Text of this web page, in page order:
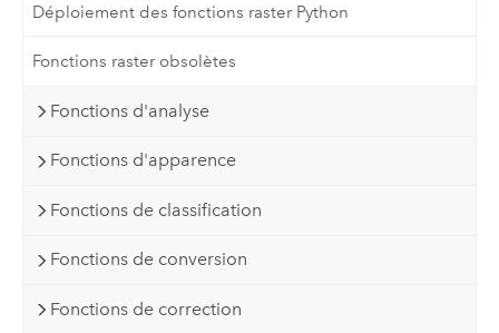
Déploiement des fonctions raster Python
Fonctions raster obsolètes
Fonctions d'analyse
Fonctions d'apparence
Fonctions de classification
Fonctions de conversion
Fonctions de correction